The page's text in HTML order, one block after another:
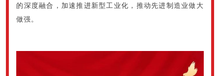
的深度融合，加速推进新型工业化，推动先进制造业做大
做强。